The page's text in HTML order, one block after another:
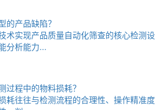
的产品缺陷？
术实现产品质量自动化筛查的核心检测设
分析能力...
过程中的物料损耗？
耗往往与检测流程的合理性、操作精准度